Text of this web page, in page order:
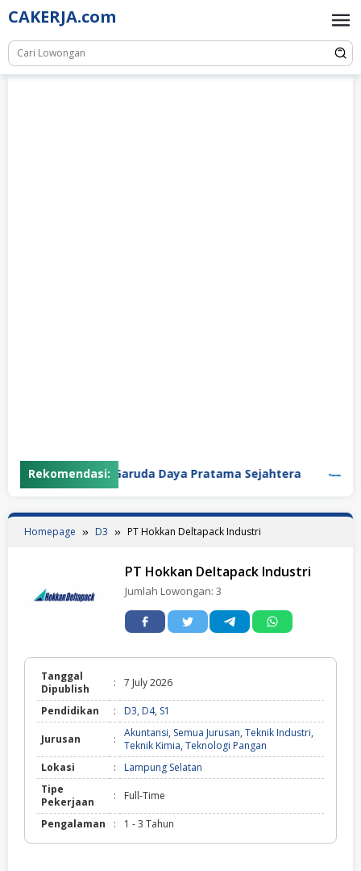
Skip
to
content
CAKERJA.com
Rekomendasi:PT Garuda Daya Pratama Sejahtera PT
Homepage D3 PT Hokkan Deltapack Industri
PT Hokkan Deltapack Industri
Jumlah Lowongan: 3
Tanggal
Dipublish
: 7 July 2026
Pendidikan : D3, D4, S1
Jurusan : Akuntansi, Semua Jurusan, Teknik Industri,
Teknik Kimia, Teknologi Pangan
Lokasi
:
Lampung Selatan
Tipe
Pekerjaan
: Full-Time
Pengalaman : 1 - 3 Tahun